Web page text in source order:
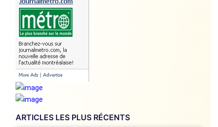
ARTICLES LES PLUS RÉCENTS